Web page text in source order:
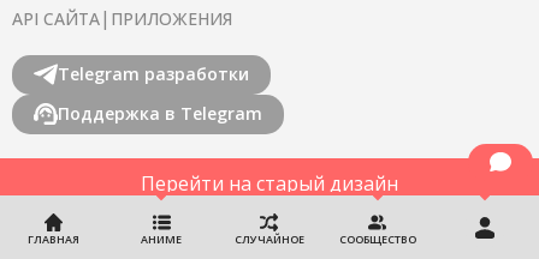
ГЛАВНАЯ АНИМЕ СЛУЧАЙНОЕ СООБЩЕСТВО
API САЙТА| ПРИЛОЖЕНИЯ
Telegram разработки
Поддержка в Telegram
Перейти на старый дизайн
©2022-2026YummyAnime.Все права защищены